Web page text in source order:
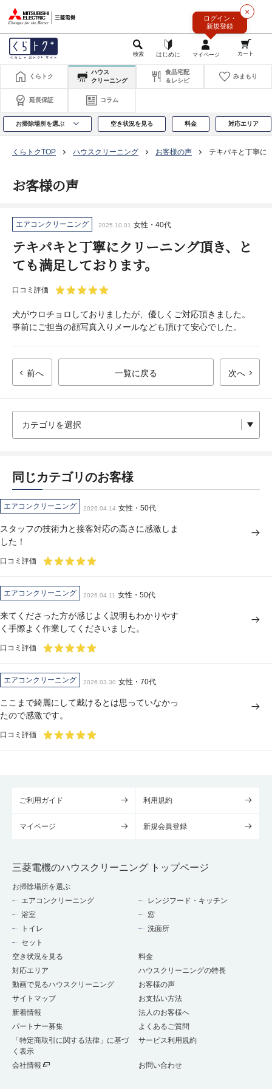
×
ログイン・
新規登録
くらトク
ハウス
クリーニング
食品宅配
＆レシピ
みまもり
延長保証 コラム
お掃除場所を選ぶ 空き状況を見る 料金 対応エリア
くらトクTOP ハウスクリーニング お客様の声 テキパキと丁寧に
お客様の声
エアコンクリーニング 2025.10.01 女性・40代
テキパキと丁寧にクリーニング頂き、と
ても満足しております。
口コミ評価
犬がウロチョロしておりましたが、優しくご対応頂きました。
事前にご担当の顔写真入りメールなども頂けて安心でした。
前へ 一覧に戻る 次へ
同じカテゴリのお客様
エアコンクリーニング 2026.04.14 女性・50代
スタッフの技術力と接客対応の高さに感激しま
した！
口コミ評価
エアコンクリーニング 2026.04.11 女性・50代
来てくださった方が感じよく説明もわかりやす
く手際よく作業してくださいました。
口コミ評価
エアコンクリーニング 2026.03.30 女性・70代
ここまで綺麗にして戴けるとは思っていなかっ
たので感激です。
口コミ評価
ご利用ガイド 利用規約
マイページ 新規会員登録
三菱電機のハウスクリーニング トップページ
お掃除場所を選ぶ
エアコンクリーニング
レンジフード・キッチン
浴室
窓
トイレ
洗面所
セット
空き状況を見る
料金
対応エリア
ハウスクリーニングの特長
動画で見るハウスクリーニング
お客様の声
サイトマップ
お支払い方法
新着情報
法人のお客様へ
パートナー募集
よくあるご質問
「特定商取引に関する法律」に基づ
く表示
サービス利用規約
会社情報 お問い合わせ